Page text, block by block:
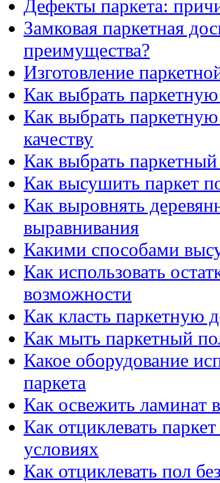
Дефекты паркета:
Замковая паркетная
преимущества?
Изготовление
Как выбрать
Как выбрать
качеству
Как выбрать
Как высушить паркет
Как выровнять
выравнивания
Какими способами
Как использовать
возможности
Как класть паркетную
Как мыть паркетный
Какое оборудование
паркета
Как освежить ламинат
Как отциклевать
условиях
Как отциклевать пол